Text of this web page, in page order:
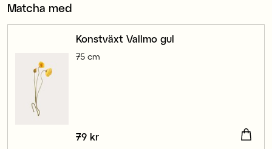
Matcha med
Konstväxt Vallmo gul
75 cm
Pris:79 kr
79 kr